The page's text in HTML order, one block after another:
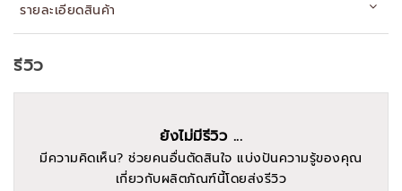
รายละเอียดสินค้า
รีวิว
ยังไม่มีรีวิว ...
มีความคิดเห็น? ช่วยคนอื่นตัดสินใจ แบ่งปันความรู้ของคุณ
เกี่ยวกับผลิตภัณฑ์นี้โดยส่งรีวิว